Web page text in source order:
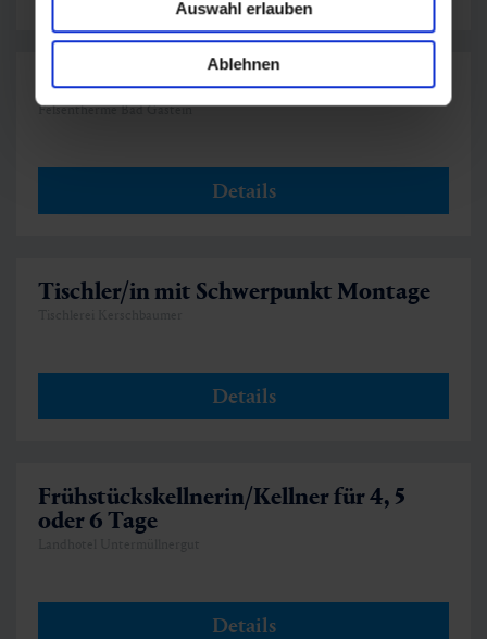
Auswahl erlauben
Ablehnen
Reinigungskraft (m/w/d)
Felsentherme Bad Gastein
Details
Tischler/in mit Schwerpunkt Montage
Details
Frühstückskellnerin/Kellner für 4, 5
oder 6 Tage
Details